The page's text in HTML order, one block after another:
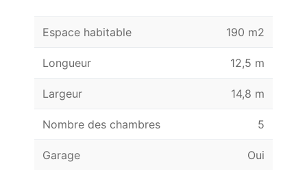
Espace habitable 190 m2
Longueur 12,5 m
Largeur 14,8 m
Nombre des chambres 5
Garage Oui